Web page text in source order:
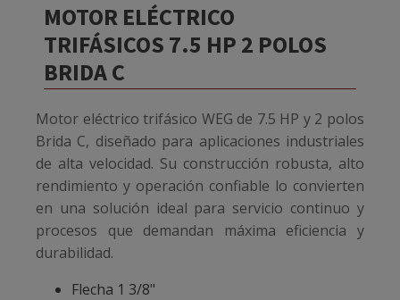
MOTOR ELÉCTRICO
TRIFÁSICOS 7.5 HP 2 POLOS
BRIDA C
Motor eléctrico trifásico WEG de 7.5 HP y 2 polos
Brida C, diseñado para aplicaciones industriales
de alta velocidad. Su construcción robusta, alto
rendimiento y operación confiable lo convierten
en una solución ideal para servicio continuo y
procesos que demandan máxima eficiencia y
durabilidad.
Flecha 1 3/8"